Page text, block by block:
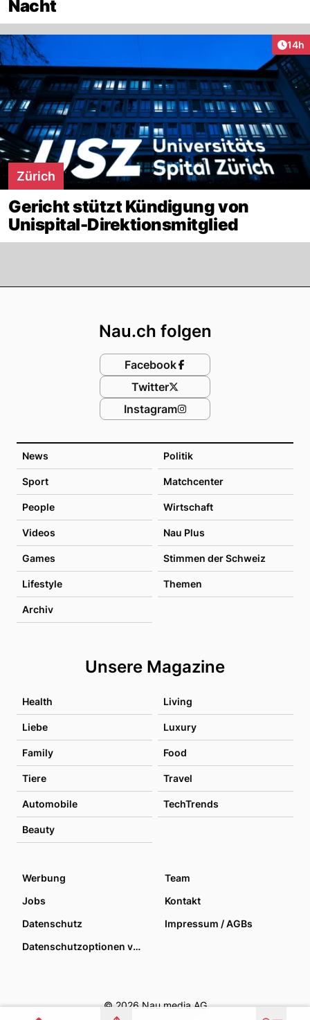
Nacht
14h
Zürich
Gericht stützt Kündigung von
Unispital-Direktionsmitglied
News Politik
Sport Matchcenter
People Wirtschaft
Videos Nau Plus
Games Stimmen der Schweiz
Lifestyle Themen
Archiv
Unsere Magazine
Health Living
Liebe Luxury
Family Food
Tiere Travel
Automobile TechTrends
Beauty
Nau.ch folgen
Facebook
Twitter
Instagram
Werbung
Team
Jobs
Kontakt
Datenschutz
Impressum / AGBs
Datenschutzoptionen verwalten
© 2026 Nau media AG